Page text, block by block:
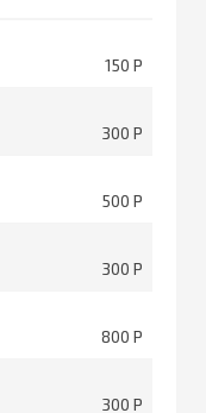
150
300
500
300
800
300